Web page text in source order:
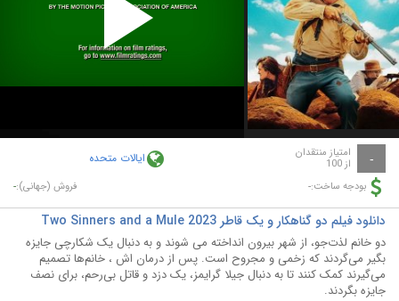
Play
Video
- امتیاز منتقدان
از 100 ایالات متحده
بودجه ساخت:- فروش (جهانی):-
دانلود فیلم دو گناهکار و یک قاطر Two Sinners and a Mule 2023
دو خانم لذت‌جو، از شهر بیرون انداخته می شوند و به دنبال یک شکارچی جایزه
بگیر می‌گردند که زخمی و مجروح است. پس از درمان اش ، خانم‌ها تصمیم
می‌گیرند کمک کنند تا به دنبال جیلا گرایمز، یک دزد و قاتل بی‌رحم، برای نصف
جایزه بگردند.